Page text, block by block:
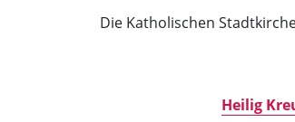
Die Katholischen
Heilig